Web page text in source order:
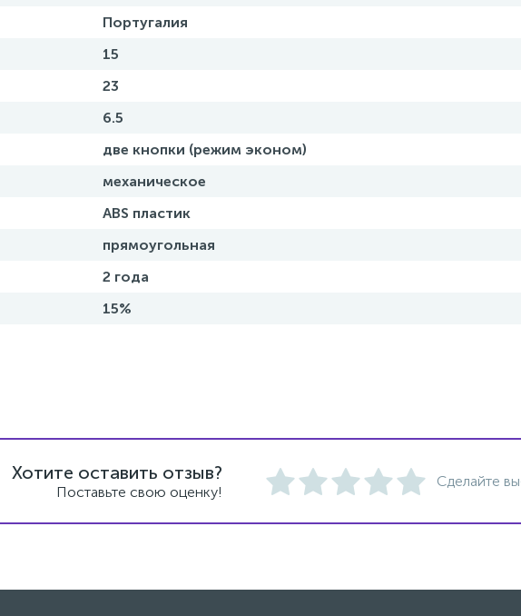
Португалия
15
23
6.5
две кнопки (режим эконом)
механическое
ABS пластик
прямоугольная
2 года
15%
Хотите оставить отзыв?
Поставьте свою оценку!
Сделайте